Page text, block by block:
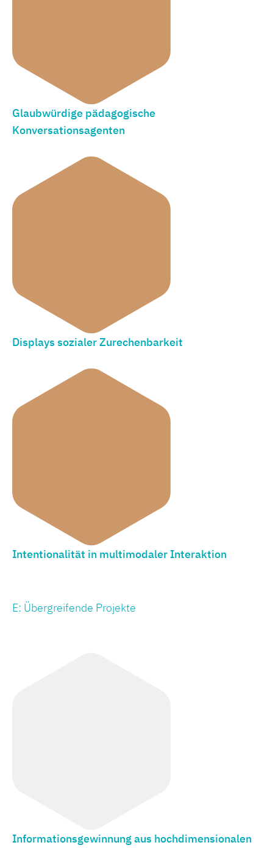
Glaubwürdige pädagogische
Konversationsagenten
Displays sozialer Zurechenbarkeit
Intentionalität in multimodaler Interaktion
E: Übergreifende Projekte
Informationsgewinnung aus hochdimensionalen